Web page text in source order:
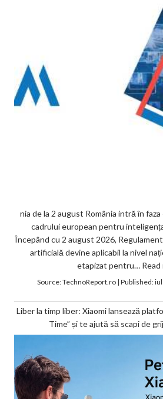
nia de la 2 august România intră în
cadrului european pentru
Începând cu 2 august 2026,
artificială devine aplicabil la nivel
etapizat pentru… Read
Source:TechnoReport.ro| Published:
Liber la timp liber: Xiaomi lansează
Time” și te ajută să scapi de